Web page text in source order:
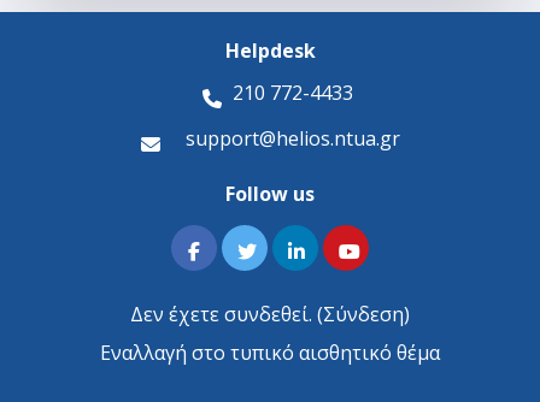
Helpdesk
210 772-4433
support@helios.ntua.gr
Follow us
Δεν έχετε συνδεθεί. (Σύνδεση)
Εναλλαγή στο τυπικό αισθητικό θέμα